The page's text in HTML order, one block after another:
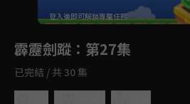
登入後即可解鎖專屬任務
霹靂劍蹤 ：第27集
已完結 / 共 30 集